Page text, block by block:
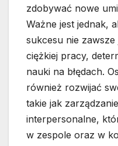
zdobywać nowe
Ważne jest jednak,
sukcesu nie
ciężkiej pracy,
nauki na błędach.
również rozwijać
takie jak
interpersonalne,
w zespole oraz w